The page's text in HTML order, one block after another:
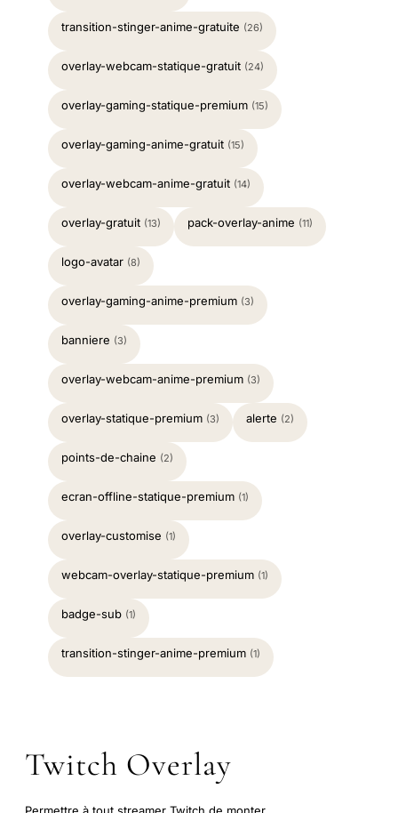
transition-stinger-anime-gratuite (26)
overlay-webcam-statique-gratuit (24)
overlay-gaming-statique-premium (15)
overlay-gaming-anime-gratuit (15)
overlay-webcam-anime-gratuit (14)
overlay-gratuit (13) pack-overlay-anime (11)
logo-avatar (8)
overlay-gaming-anime-premium (3)
banniere (3)
overlay-webcam-anime-premium (3)
overlay-statique-premium (3) alerte (2)
points-de-chaine (2)
ecran-offline-statique-premium (1)
overlay-customise (1)
webcam-overlay-statique-premium (1)
badge-sub (1)
transition-stinger-anime-premium (1)
Twitch Overlay